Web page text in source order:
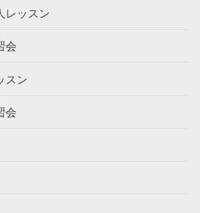
レッスン
会
スン
会